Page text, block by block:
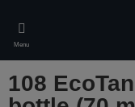
main
content
Menu
108